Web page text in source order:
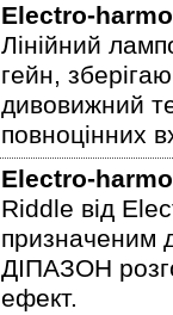
Electro-
Лінійний
гейн,
дивовижний
повноцінних
Electro-
Riddle від
призначеним
ДІПАЗОН
ефект.